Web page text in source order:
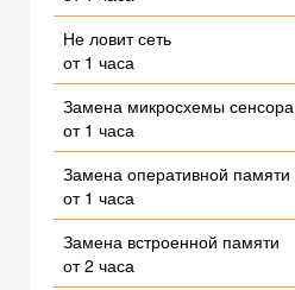
Не ловит сеть
от 1 часа
Замена микросхемы сенсора
от 1 часа
Замена оперативной памяти
от 1 часа
Замена встроенной памяти
от 2 часа